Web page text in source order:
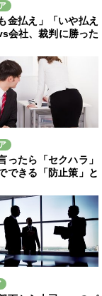
金払え」「いや払え
会社、裁判に勝った
ったら「セクハラ」
できる「防止策」と